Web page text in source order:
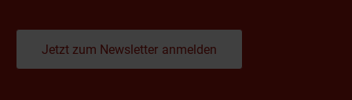
Jetzt zum Newsletter anmelden